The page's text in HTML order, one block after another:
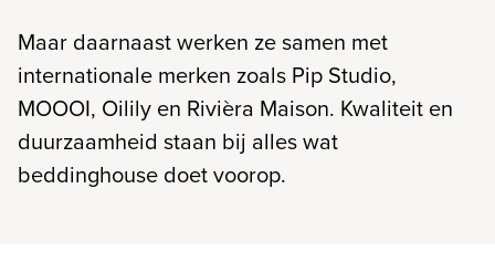
Maar daarnaast werken ze samen met
internationale merken zoals Pip Studio,
MOOOI, Oilily en Rivièra Maison. Kwaliteit en
duurzaamheid staan bij alles wat
beddinghouse doet voorop.